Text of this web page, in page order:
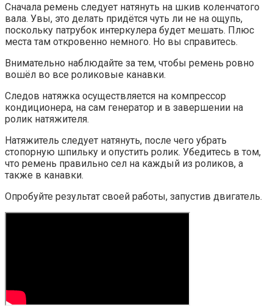
Сначала ремень следует натянуть на шкив коленчатого
вала. Увы, это делать придётся чуть ли не на ощупь,
поскольку патрубок интеркулера будет мешать. Плюс
места там откровенно немного. Но вы справитесь.
Внимательно наблюдайте за тем, чтобы ремень ровно
вошёл во все роликовые канавки.
Следов натяжка осуществляется на компрессор
кондиционера, на сам генератор и в завершении на
ролик натяжителя.
Натяжитель следует натянуть, после чего убрать
стопорную шпильку и опустить ролик. Убедитесь в том,
что ремень правильно сел на каждый из роликов, а
также в канавки.
Опробуйте результат своей работы, запустив двигатель.